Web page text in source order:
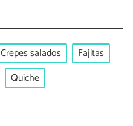
Crepes salados
Fajitas
Quiche